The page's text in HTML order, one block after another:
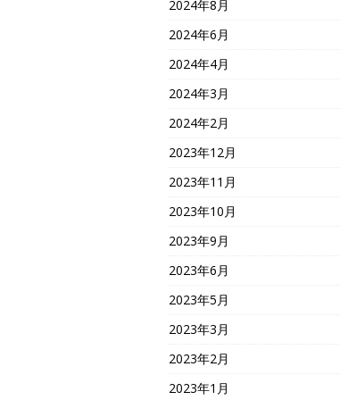
2024年8月
2024年6月
2024年4月
2024年3月
2024年2月
2023年12月
2023年11月
2023年10月
2023年9月
2023年6月
2023年5月
2023年3月
2023年2月
2023年1月